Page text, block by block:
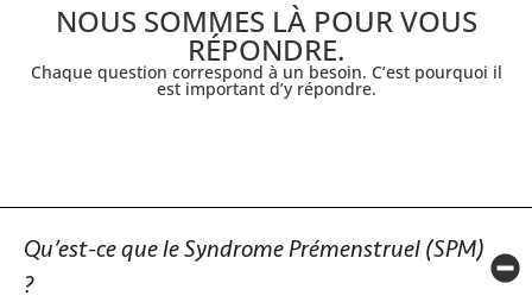
NOUS SOMMES LÀ POUR VOUS
RÉPONDRE.
Chaque question correspond à un besoin. C’est pourquoi il
est important d’y répondre.
Qu’est-ce que le Syndrome Prémenstruel (SPM)
?